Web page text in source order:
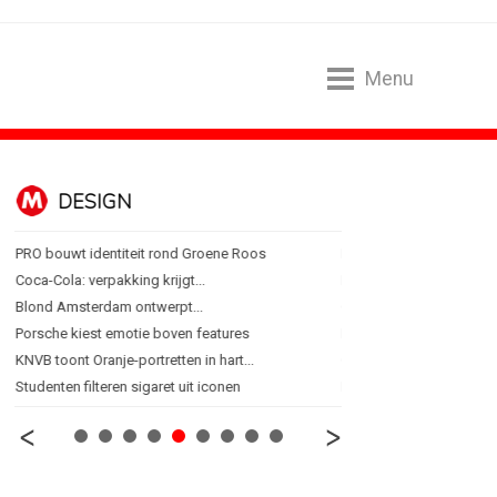
Menu
DESIGN
PRO bouwt identiteit rond Groene Roos
Coca-Cola: verpakking krijgt...
Blond Amsterdam ontwerpt...
Porsche kiest emotie boven features
KNVB toont Oranje-portretten in hart...
Studenten filteren sigaret uit iconen